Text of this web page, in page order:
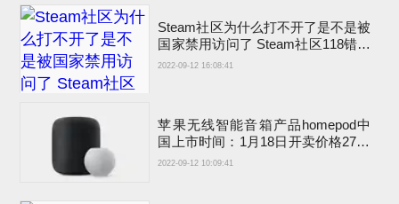
Steam社区为什么打不开了是不是被
国家禁用访问了 Steam社区118错误
解决方法
2022-09-12 16:08:41
苹果无线智能音箱产品homepod中
国上市时间：1月18日开卖价格2799
元会出新款的吗
2022-09-12 10:09:41